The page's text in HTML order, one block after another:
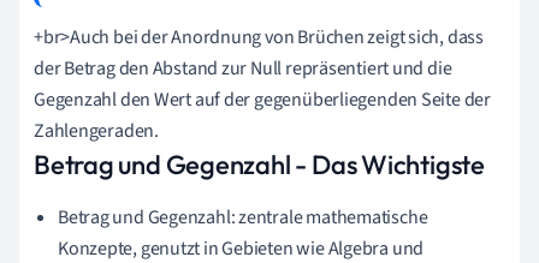
+br>Auch bei der Anordnung von Brüchen zeigt sich, dass
der Betrag den Abstand zur Null repräsentiert und die
Gegenzahl den Wert auf der gegenüberliegenden Seite der
Zahlengeraden.
Betrag und Gegenzahl - Das Wichtigste
Betrag und Gegenzahl: zentrale mathematische
Konzepte, genutzt in Gebieten wie Algebra und